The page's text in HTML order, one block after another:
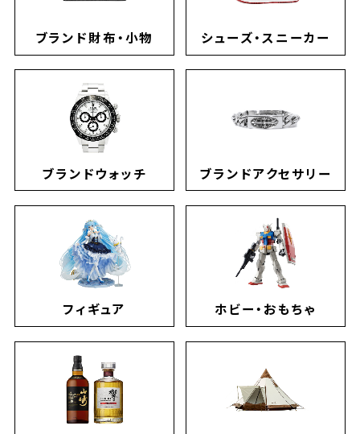
ブランド財布・小物 シューズ・スニーカー
ブランドウォッチ ブランドアクセサリー
フィギュア ホビー・おもちゃ